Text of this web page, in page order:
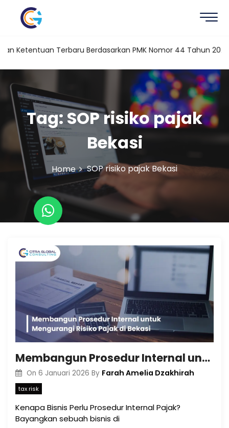
Terbaru Berdasarkan PMK Nomor 44 Tahun 2026
Tag:SOP risiko pajak
Bekasi
Home SOP risiko pajak Bekasi
Membangun Prosedur Internal untuk Mengurangi Risiko Pajak di Bekasi
On 6 Januari 2026 By Farah Amelia Dzakhirah
tax risk
Kenapa Bisnis Perlu Prosedur Internal Pajak?
Bayangkan sebuah bisnis di